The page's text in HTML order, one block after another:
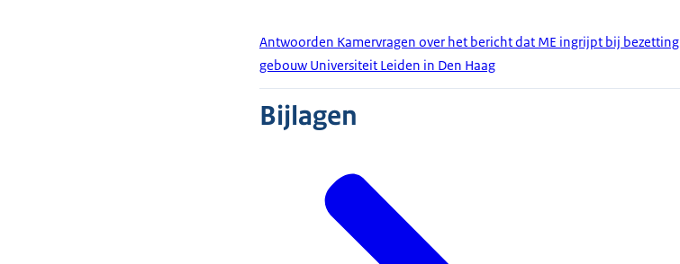
Antwoorden Kamervragen over het bericht dat ME ingrijpt bij bezetting
gebouw Universiteit Leiden in Den Haag
Bijlagen